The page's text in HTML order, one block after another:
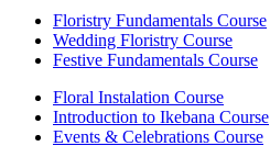
Floristry Fundamentals Course
Wedding Floristry Course
Festive Fundamentals Course
Floral Instalation Course
Introduction to Ikebana Course
Events & Celebrations Course